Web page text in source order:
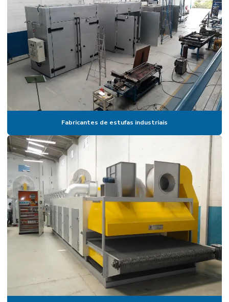
Estufa pintura eletrostática
Estufa pintura eletrostática a venda
Estufa pintura epoxi
Estufa pintura preço
Estufa de secagem
Estufa de secagem de alimentos
Estufa de secagem com circulação de ar forçada
Estufa de secagem digital
Estufa para secagem de eletrodos
Estufa de secagem e esterilização
Estufa de secagem fundição
Estufa de secagem industrial
Estufa de secagem laboratório
Estufa para secagem de madeira
Fabricantes de estufas industriais